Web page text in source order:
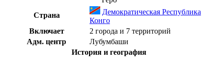
Страна
Демократическая Республика
Конго
Включает
2 города и 7 территорий
Адм. центр
Лубумбаши
История и география